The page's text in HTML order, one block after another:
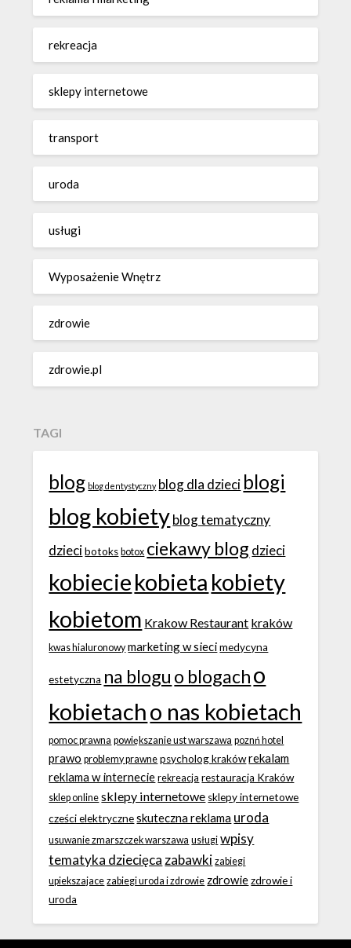
rekreacja
sklepy internetowe
transport
uroda
usługi
Wyposażenie Wnętrz
zdrowie
zdrowie.pl
TAGI
blog blog dentystyczny blog dla dzieci blogi
blog kobietyblog tematyczny
dzieci botoks botox ciekawy blog dzieci
kobieciekobieta kobiety
kobietom Krakow Restaurant kraków
kwas hialuronowy marketing w sieci medycyna
estetyczna na blogu o blogacho
kobietacho nas kobietach
pomoc prawna powiększanie ust warszawa poznń hotel
prawo problemy prawne psycholog krakówrekalam
reklama w internecie rekreacja restauracja Kraków
sklep online sklepy internetowe sklepy internetowe
cześci elektryczne skuteczna reklama uroda
usuwanie zmarszczek warszawa usługi wpisy
tematyka dziecięca zabawki zabiegi
upiekszajace zabiegi uroda i zdrowie zdrowie zdrowie i
uroda